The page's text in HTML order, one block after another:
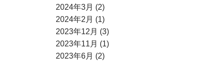
2024年3月 (2)
2024年2月 (1)
2023年12月 (3)
2023年11月 (1)
2023年6月 (2)